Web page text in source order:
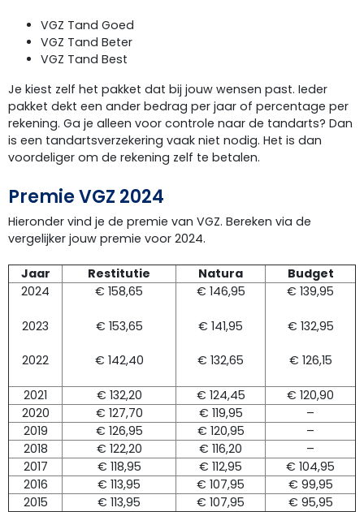
VGZ Tand Goed
VGZ Tand Beter
VGZ Tand Best
Je kiest zelf het pakket dat bij jouw wensen past. Ieder
pakket dekt een ander bedrag per jaar of percentage per
rekening. Ga je alleen voor controle naar de tandarts? Dan
is een tandartsverzekering vaak niet nodig. Het is dan
voordeliger om de rekening zelf te betalen.
Premie VGZ 2024
Hieronder vind je de premie van VGZ. Bereken via de
vergelijker jouw premie voor 2024.
Jaar Restitutie Natura
Budget
2024
2023
2022
€ 158,65
€ 153,65
€ 142,40
€ 146,95
€ 141,95
€ 132,65
€ 139,95
€ 132,95
€ 126,15
2021 € 132,20 € 124,45
€ 120,90
2020
€ 127,70 € 119,95
–
2019
€ 126,95 € 120,95
–
2018
€ 122,20 € 116,20
–
2017
€ 118,95 € 112,95
€ 104,95
2016
€ 113,95 € 107,95
€ 99,95
2015
€ 113,95 € 107,95 € 95,95